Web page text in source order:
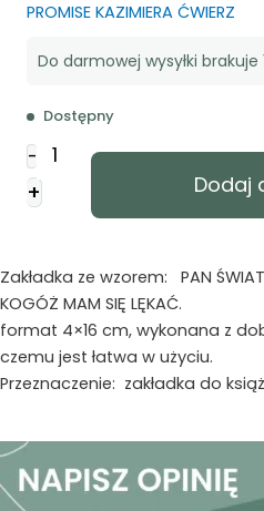
PROMISE KAZIMIERA ĆWIERZ
Do darmowej wysyłki brakuje
Dostępny
-
ilość
Zakładka
promise
światłem
i
zbawieniem
+ Dodaj
Zakładka ze wzorem: PAN
KOGÓŻ MAM SIĘ LĘKAĆ.
format 4×16 cm, wykonana z
czemu jest łatwa w użyciu.
Przeznaczenie: zakładka do